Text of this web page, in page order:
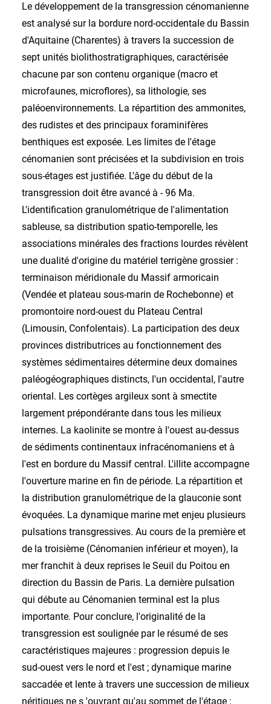
Le développement de la transgression cénomanienne
est analysé sur la bordure nord-occidentale du Bassin
d'Aquitaine (Charentes) à travers la succession de
sept unités biolithostratigraphiques, caractérisée
chacune par son contenu organique (macro et
microfaunes, microflores), sa lithologie, ses
paléoenvironnements. La répartition des ammonites,
des rudistes et des principaux foraminifères
benthiques est exposée. Les limites de l'étage
cénomanien sont précisées et la subdivision en trois
sous-étages est justifiée. L'âge du début de la
transgression doit être avancé à - 96 Ma.
L'identification granulométrique de l'alimentation
sableuse, sa distribution spatio-temporelle, les
associations minérales des fractions lourdes révèlent
une dualité d'origine du matériel terrigène grossier :
terminaison méridionale du Massif armoricain
(Vendée et plateau sous-marin de Rochebonne) et
promontoire nord-ouest du Plateau Central
(Limousin, Confolentais). La participation des deux
provinces distributrices au fonctionnement des
systèmes sédimentaires détermine deux domaines
paléogéographiques distincts, l'un occidental, l'autre
oriental. Les cortèges argileux sont à smectite
largement prépondérante dans tous les milieux
internes. La kaolinite se montre à l'ouest au-dessus
de sédiments continentaux infracénomaniens et à
l'est en bordure du Massif central. L'illite accompagne
l'ouverture marine en fin de période. La répartition et
la distribution granulométrique de la glauconie sont
évoquées. La dynamique marine met enjeu plusieurs
pulsations transgressives. Au cours de la première et
de la troisième (Cénomanien inférieur et moyen), la
mer franchit à deux reprises le Seuil du Poitou en
direction du Bassin de Paris. La dernière pulsation
qui débute au Cénomanien terminal est la plus
importante. Pour conclure, l'originalité de la
transgression est soulignée par le résumé de ses
caractéristiques majeures : progression depuis le
sud-ouest vers le nord et l'est ; dynamique marine
saccadée et lente à travers une succession de milieux
néritiques ne s 'ouvrant qu'au sommet de l'étage ;